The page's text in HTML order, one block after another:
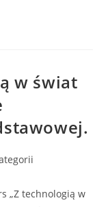
w świat
„Z technologią w